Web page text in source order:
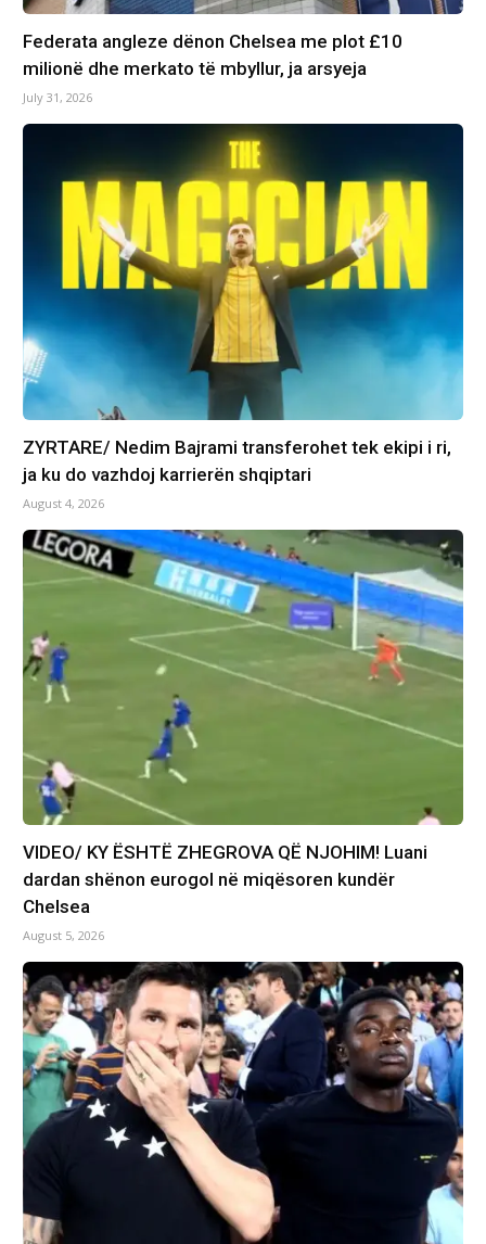
Federata angleze dënon Chelsea me plot £10
milionë dhe merkato të mbyllur, ja arsyeja
July 31, 2026
ZYRTARE/ Nedim Bajrami transferohet tek ekipi i ri,
ja ku do vazhdoj karrierën shqiptari
August 4, 2026
VIDEO/ KY ËSHTË ZHEGROVA QË NJOHIM! Luani
dardan shënon eurogol në miqësoren kundër
Chelsea
August 5, 2026